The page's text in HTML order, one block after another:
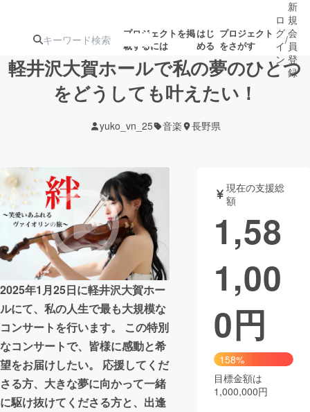
プロジェクトを掲
載するには
はじ
める
プロジェクト
をさがす
注目の新着プロ
ジェクト
募集終了が近いプ
ロジェクト
アート・写真 音楽
テクノロジー・ガジェット ゲーム・サ
映像・映画
ビジネス・起業
まちづくり・地域活性化
CAMPFIRE for Social Good
CAMPFIRE Creation
CAMPFIREふるさと納税machi-ya コミュニティ
ロ
グ
イ
ン
/
新
規
会
員
登
録
軽井沢大賀ホールで私の夢のひとつ
をどうしても叶えたい！
yuko_vn_25 音楽 長野県
2025年1月25日に軽井沢大賀ホー
ルにて、私の人生で最も大規模な
コンサートを行います。 この特別
なコンサートで、皆様に感動と希
望をお届けしたい。 応援してくだ
さる方、大きな夢に向かって一緒
に駆け抜けてくださる方と、出逢
現在の支援総
額
1,58
1,00
0円
158%
目標金額は
1,000,000円